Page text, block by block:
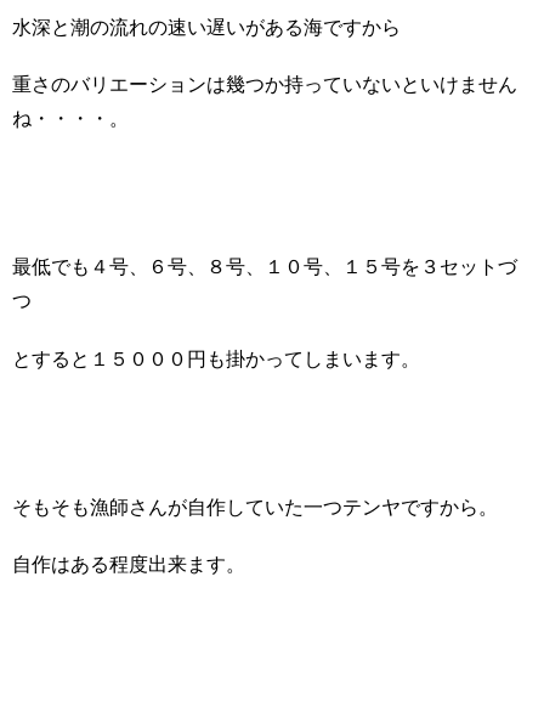
水深と潮の流れの速い遅いがある海ですから
重さのバリエーションは幾つか持っていないといけません
ね・・・・。
最低でも４号、６号、８号、１０号、１５号を３セットづ
つ
とすると１５０００円も掛かってしまいます。
そもそも漁師さんが自作していた一つテンヤですから。
自作はある程度出来ます。